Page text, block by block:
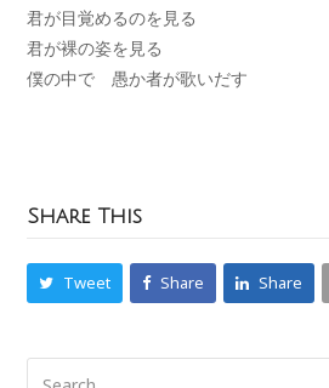
君が目覚めるのを見る
君が裸の姿を見る
僕の中で 愚か者が歌いだす
Share This
Tweet Share Share